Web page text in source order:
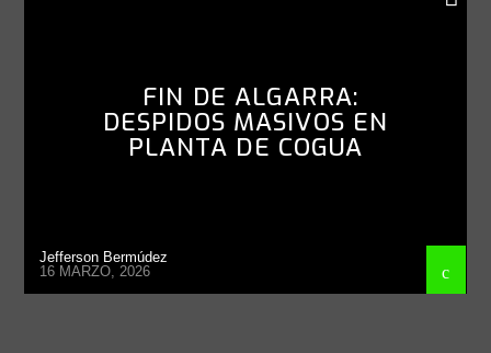
FIN DE ALGARRA:
DESPIDOS MASIVOS EN
PLANTA DE COGUA
Jefferson Bermúdez
16 MARZO, 2026